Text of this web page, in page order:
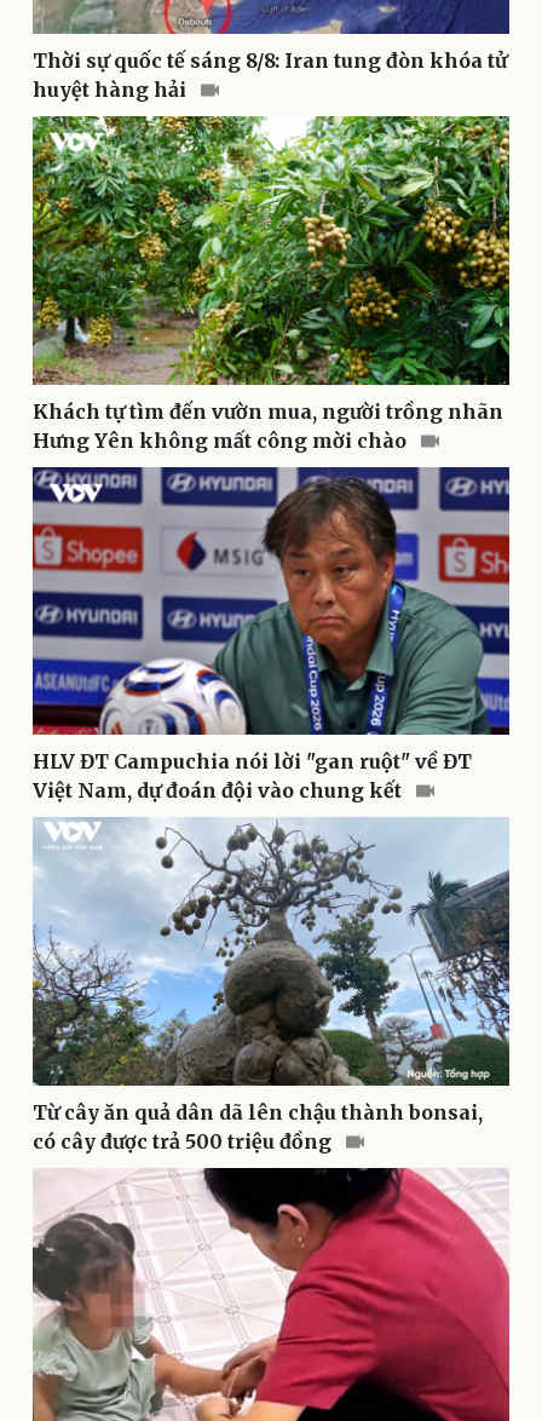
Sức khỏe
Dinh dưỡng - món ngon
Cây thuốc
Sản phụ khoa
Nhi khoa
Nam khoa
Làm đẹp - giảm cân
Phòng mạch online
Ăn sạch sống khỏe
Đời sống
Nhà đẹp
Blog
Tình yêu - Gia đình
Văn hóa
Sân khấu - Điện ảnh
Văn học
Âm nhạc
Di sản
Giải trí
Nghệ sĩ
Thời trang
Sao Việt
Thời sự quốc tế sáng 8/8: Iran tung đòn khóa tử
huyệt hàng hải
Khách tự tìm đến vườn mua, người trồng nhãn
Hưng Yên không mất công mời chào
HLV ĐT Campuchia nói lời "gan ruột" về ĐT
Việt Nam, dự đoán đội vào chung kết
Từ cây ăn quả dân dã lên chậu thành bonsai,
có cây được trả 500 triệu đồng